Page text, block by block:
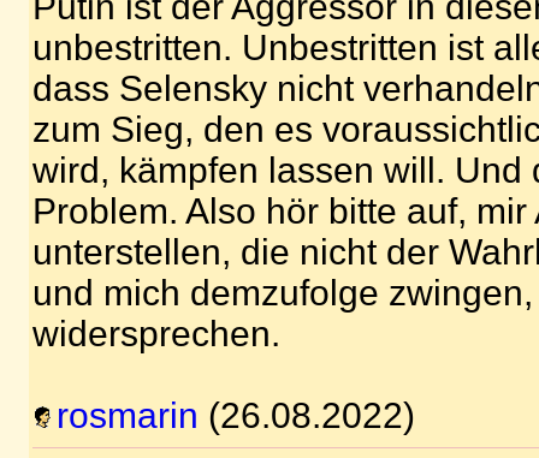
unbestritten. Unbestritten ist
dass Selensky nicht
zum Sieg, den es
wird, kämpfen lassen will. Und
Problem. Also hör bitte auf,
unterstellen, die nicht der
und mich demzufolge
widersprechen.
rosmarin (26.08.2022)